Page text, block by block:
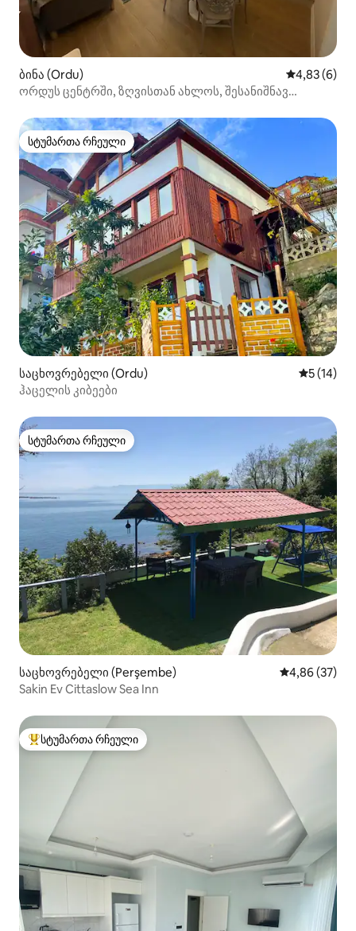
ბინა (Ordu) საშუალო
4,83 (6)
ორდუს ცენტრში, ზღვისთან ახლოს, შესანიშნავ
სტუმართა რჩეული
სტუმართა რჩეული
საცხოვრებელი (Ordu) საშუალო
5 (14)
ჰაცელის კიბეები
სტუმართა რჩეული
სტუმართა რჩეული
საცხოვრებელი (Perşembe) საშუალო
4,86 (37)
Sakin Ev Cittaslow Sea Inn
სტუმართა რჩეული მოწინავე ვარიანტი
სტუმართა რჩეული